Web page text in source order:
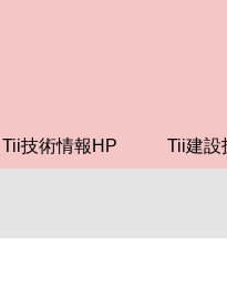
Tii技術情報HP Tii建設